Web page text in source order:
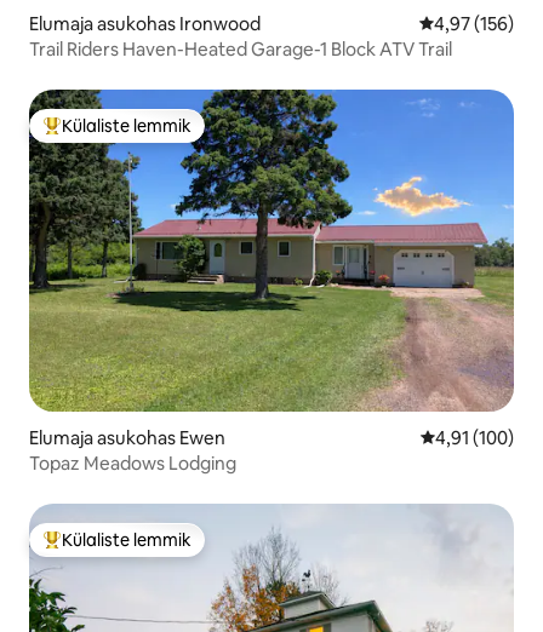
Elumaja asukohas Ironwood Keskmine
4,97 (156)
Trail Riders Haven-Heated Garage-1 Block ATV Trail
Külaliste suur lemmik
Külaliste lemmik
Elumaja asukohas Ewen Keskmine
4,91 (100)
Topaz Meadows Lodging
Külaliste suur lemmik
Külaliste lemmik